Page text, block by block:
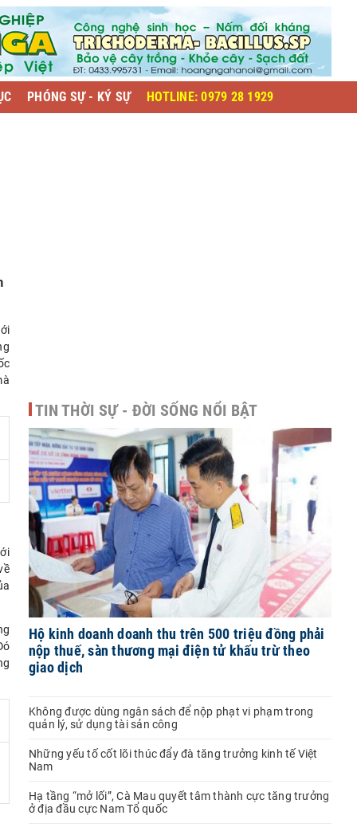
PHÓNG SỰ - KÝ SỰ HOTLINE: 0979 28 1929
TIN THỜI SỰ - ĐỜI SỐNG NỔI BẬT
Hộ kinh doanh doanh thu trên 500 triệu đồng phải
nộp thuế, sàn thương mại điện tử khấu trừ theo
giao dịch
Không được dùng ngân sách để nộp phạt vi phạm trong
quản lý, sử dụng tài sản công
Những yếu tố cốt lõi thúc đẩy đà tăng trưởng kinh tế Việt
Nam
Hạ tầng “mở lối”, Cà Mau quyết tâm thành cực tăng trưởng
ở địa đầu cực Nam Tổ quốc